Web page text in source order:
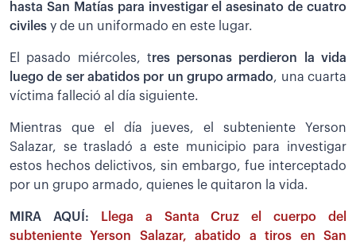
hasta San Matías para investigar el asesinato de cuatro
civiles y de un uniformado en este lugar.
El pasado miércoles, tres personas perdieron la vida
luego de ser abatidos por un grupo armado, una cuarta
víctima falleció al día siguiente.
Mientras que el día jueves, el subteniente Yerson
Salazar, se trasladó a este municipio para investigar
estos hechos delictivos, sin embargo, fue interceptado
por un grupo armado, quienes le quitaron la vida.
MIRA AQUÍ:
Llega a Santa Cruz el cuerpo del
subteniente Yerson Salazar, abatido a tiros en San